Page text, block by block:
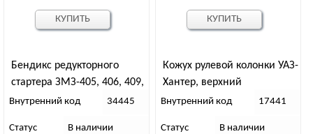
Бендикс редукторного
стартера ЗМЗ-405, 406, 409,
514 (КиТ)
Внутренний код 34445
Статус В наличии
КУПИТЬ
Кожух рулевой колонки УАЗ-
Хантер, верхний
Внутренний код 17441
Статус В наличии
КУПИТЬ